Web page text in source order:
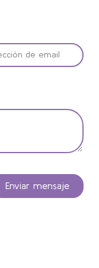
Enviar mensaje